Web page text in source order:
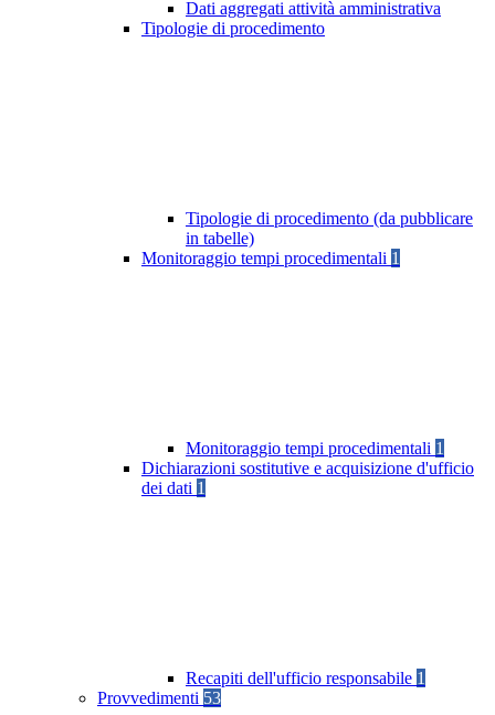
Dati aggregati attività amministrativa
Tipologie di procedimento
Tipologie di procedimento (da pubblicare
in tabelle)
Monitoraggio tempi procedimentali 1
Monitoraggio tempi procedimentali 1
Dichiarazioni sostitutive e acquisizione d'ufficio
dei dati 1
Recapiti dell'ufficio responsabile 1
Provvedimenti 53